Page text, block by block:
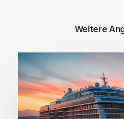
Weitere